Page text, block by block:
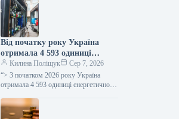
плюс 3,5 процентних пункти.
тримісячними обмеженими
депозитними сертифікатами, який
дорівнює обліковій ставці плюс…
Від початку року Україна
отримала 4 593 одиниці
енергетичного обладнання, ще
1 206 очікується.
Килина Поліщук
Сер 7, 2026
“> З початком 2026 року Україна
отримала 4 593 одиниці енергетичного
трансформатори, блочно-модульні
котельні (БМК), когенераційні